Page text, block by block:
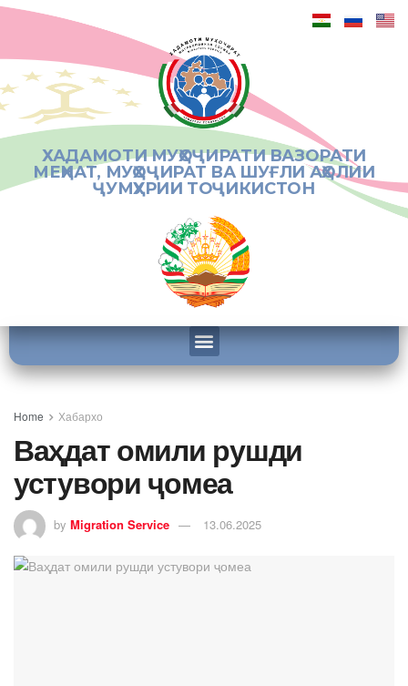
ХАДАМОТИ МУҲОҶИРАТИ ВАЗОРАТИ
МЕҲНАТ, МУҲОҶИРАТ ВА ШУҒЛИ АҲОЛИИ
ҶУМҲУРИИ ТОҶИКИСТОН
Home Хабархо
Ваҳдат омили рушди
устувори ҷомеа​
by Migration Service 13.06.2025